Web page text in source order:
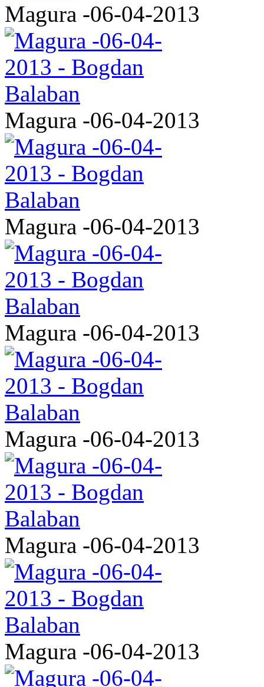
Magura -06-04-2013
Magura -06-04-2013
Magura -06-04-2013
Magura -06-04-2013
Magura -06-04-2013
Magura -06-04-2013
Magura -06-04-2013